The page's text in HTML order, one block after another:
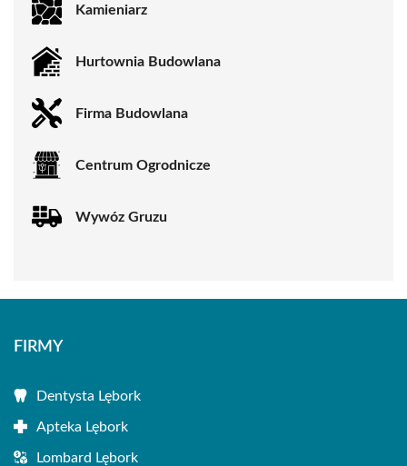
Kamieniarz
Hurtownia Budowlana
Firma Budowlana
Centrum Ogrodnicze
Wywóz Gruzu
FIRMY
Dentysta Lębork
Apteka Lębork
Lombard Lębork